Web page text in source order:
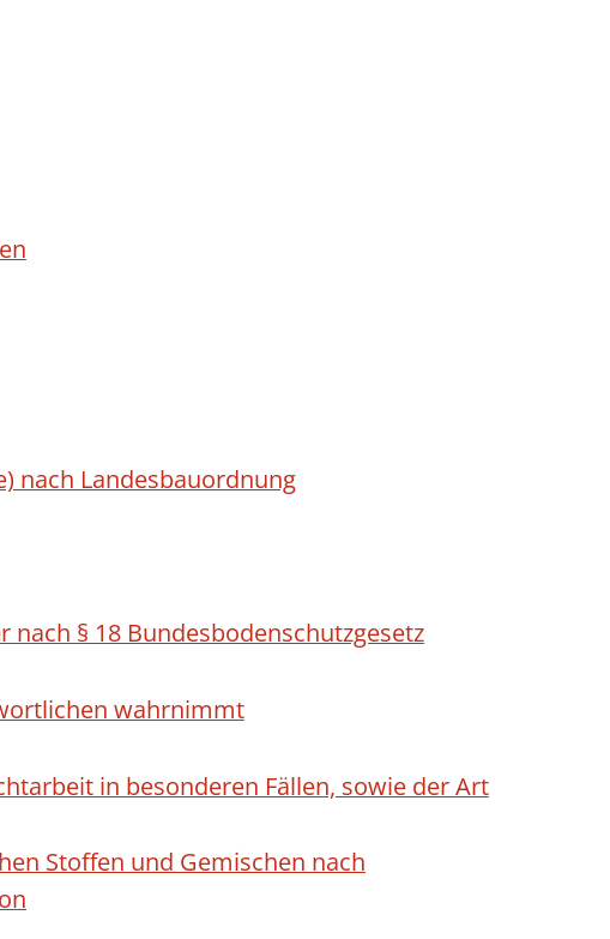
nach Landesbauordnung
§ 18 Bundesbodenschutzgesetz
wahrnimmt
in besonderen Fällen, sowie der Art
Stoffen und Gemischen nach